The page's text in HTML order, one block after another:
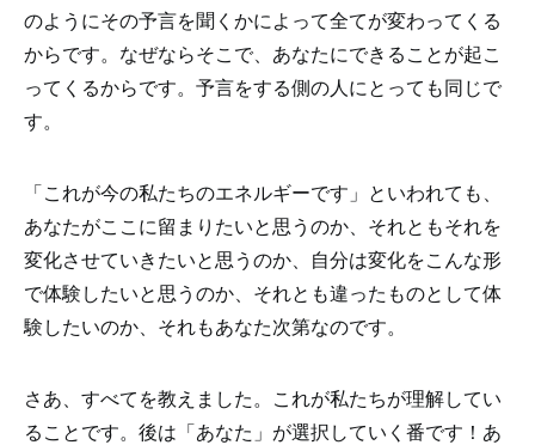
のようにその予言を聞くかによって全てが変わってくる
からです。なぜならそこで、あなたにできることが起こ
ってくるからです。予言をする側の人にとっても同じで
す。
「これが今の私たちのエネルギーです」といわれても、
あなたがここに留まりたいと思うのか、それともそれを
変化させていきたいと思うのか、自分は変化をこんな形
で体験したいと思うのか、それとも違ったものとして体
験したいのか、それもあなた次第なのです。
さあ、すべてを教えました。これが私たちが理解してい
ることです。後は「あなた」が選択していく番です！あ